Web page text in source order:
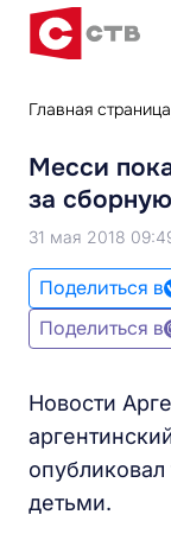
Главная страница
Месси
за
31 мая 2018
Поделиться в
Поделиться в
Новости
детьми.